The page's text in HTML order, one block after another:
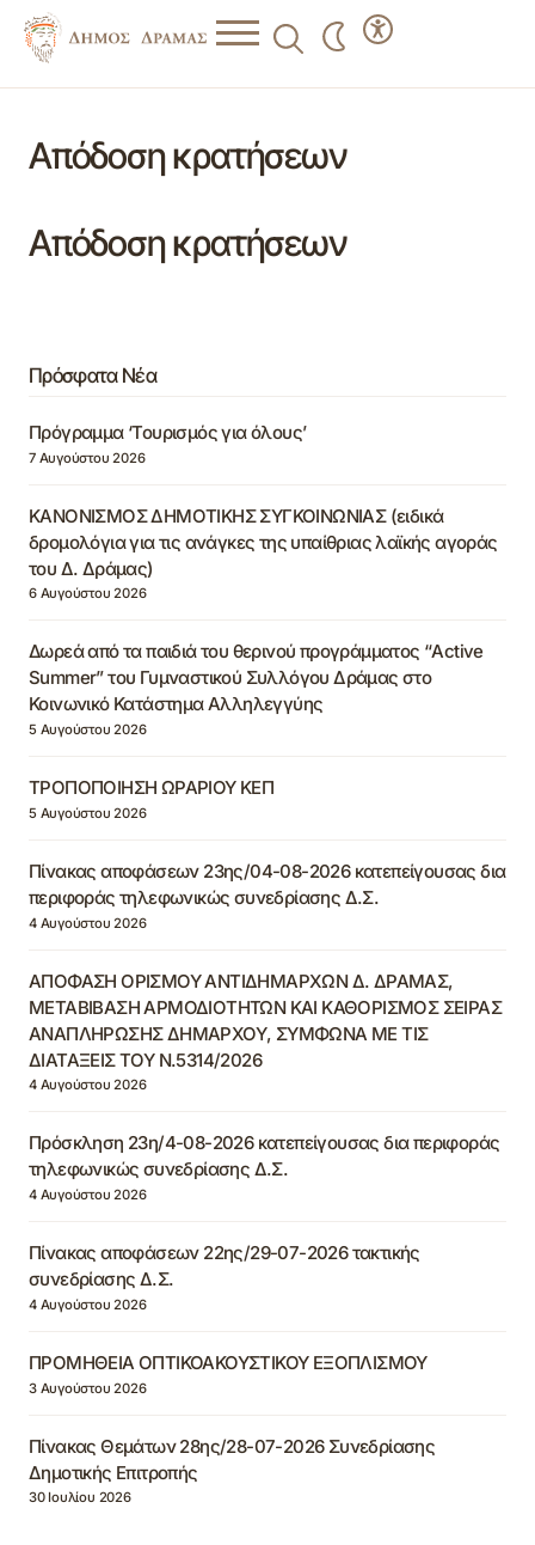
Απόδοση κρατήσεων
Απόδοση κρατήσεων
Πρόσφατα Νέα
Πρόγραμμα ‘Τουρισμός για όλους’
7 Αυγούστου 2026
ΚΑΝΟΝΙΣΜΟΣ ΔΗΜΟΤΙΚΗΣ ΣΥΓΚΟΙΝΩΝΙΑΣ (ειδικά
δρομολόγια για τις ανάγκες της υπαίθριας λαϊκής αγοράς
του Δ. Δράμας)
6 Αυγούστου 2026
Δωρεά από τα παιδιά του θερινού προγράμματος “Active
Summer” του Γυμναστικού Συλλόγου Δράμας στο
Κοινωνικό Κατάστημα Αλληλεγγύης
5 Αυγούστου 2026
ΤΡΟΠΟΠΟΙΗΣΗ ΩΡΑΡΙΟΥ ΚΕΠ
5 Αυγούστου 2026
Πίνακας αποφάσεων 23ης/04-08-2026 κατεπείγουσας δια
περιφοράς τηλεφωνικώς συνεδρίασης Δ.Σ.
4 Αυγούστου 2026
ΑΠΟΦΑΣΗ ΟΡΙΣΜΟΥ ΑΝΤΙΔΗΜΑΡΧΩΝ Δ. ΔΡΑΜΑΣ,
ΜΕΤΑΒΙΒΑΣΗ ΑΡΜΟΔΙΟΤΗΤΩΝ ΚΑΙ ΚΑΘΟΡΙΣΜΟΣ ΣΕΙΡΑΣ
ΑΝΑΠΛΗΡΩΣΗΣ ΔΗΜΑΡΧΟΥ, ΣΥΜΦΩΝΑ ΜΕ ΤΙΣ
ΔΙΑΤΑΞΕΙΣ ΤΟΥ Ν.5314/2026
4 Αυγούστου 2026
Πρόσκληση 23η/4-08-2026 κατεπείγουσας δια περιφοράς
τηλεφωνικώς συνεδρίασης Δ.Σ.
4 Αυγούστου 2026
Πίνακας αποφάσεων 22ης/29-07-2026 τακτικής
συνεδρίασης Δ.Σ.
4 Αυγούστου 2026
ΠΡΟΜΗΘΕΙΑ ΟΠΤΙΚΟΑΚΟΥΣΤΙΚΟΥ ΕΞΟΠΛΙΣΜΟΥ
3 Αυγούστου 2026
Πίνακας Θεμάτων 28ης/28-07-2026 Συνεδρίασης
Δημοτικής Επιτροπής
30 Ιουλίου 2026